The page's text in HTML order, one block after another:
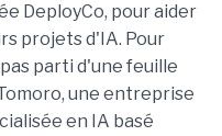
DeployCo, pour aider
projets d'IA. Pour
parti d'une feuille
une entreprise
en IA basé